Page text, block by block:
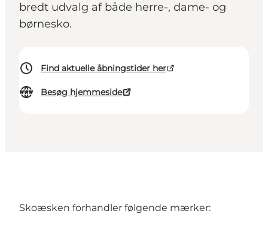
bredt udvalg af både herre-, dame- og
børnesko.
Find aktuelle åbningstider her
Besøg hjemmeside
Skoæsken forhandler følgende mærker: